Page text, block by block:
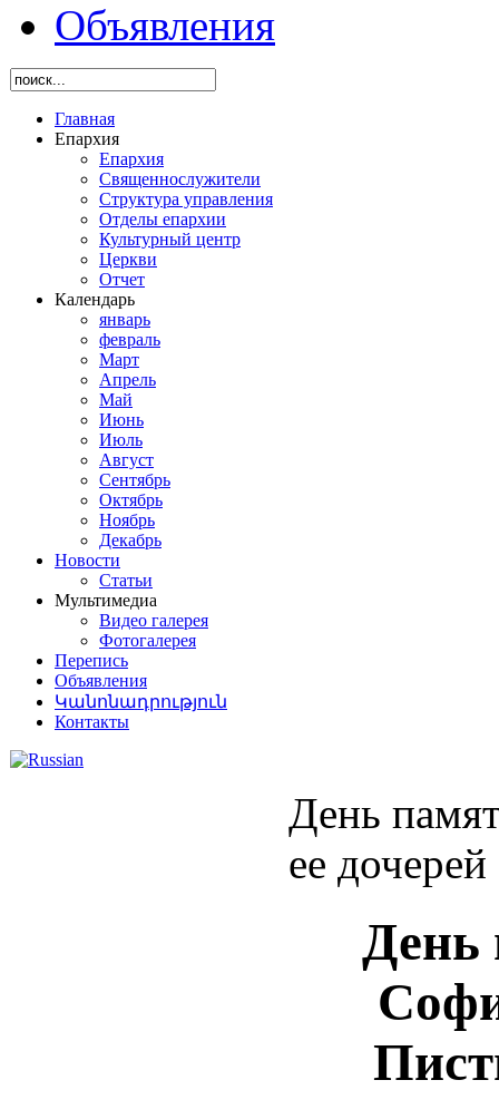
Объявления
Главная
Епархия
Епархия
Священнослужители
Структура управления
Отделы епархии
Культурный центр
Церкви
Отчет
Календарь
январь
февраль
Март
Апрель
Май
Июнь
Июль
Август
Сентябрь
Октябрь
Ноябрь
Декабрь
Новости
Статьи
Мультимедиа
Видео галерея
Фотогалерея
Перепись
Объявления
Կանոնադրություն
Контакты
День
ее
День